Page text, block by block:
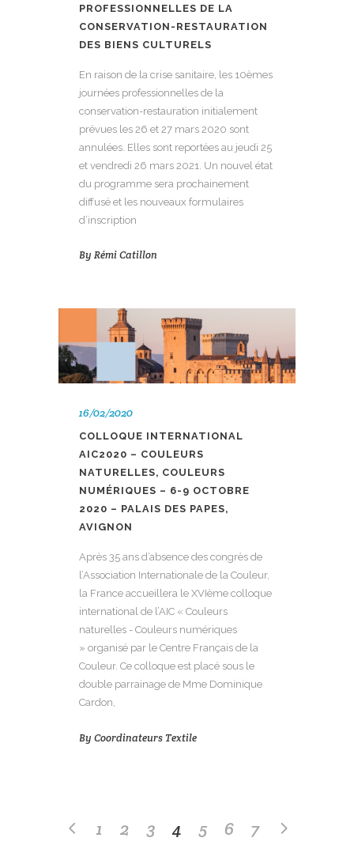
PROFESSIONNELLES DE LA
CONSERVATION-RESTAURATION
DES BIENS CULTURELS
En raison de la crise sanitaire, les 10èmes
journées professionnelles de la
conservation-restauration initialement
prévues les 26 et 27 mars 2020 sont
annulées. Elles sont reportées au jeudi 25
et vendredi 26 mars 2021. Un nouvel état
du programme sera prochainement
diffusé et les nouveaux formulaires
d’inscription
By Rémi Catillon
16/02/2020
COLLOQUE INTERNATIONAL
AIC2020 – COULEURS
NATURELLES, COULEURS
NUMÉRIQUES – 6-9 OCTOBRE
2020 – PALAIS DES PAPES,
AVIGNON
Après 35 ans d’absence des congrès de
l’Association Internationale de la Couleur,
la France accueillera le XVIème colloque
international de l’AIC « Couleurs
naturelles - Couleurs numériques
» organisé par le Centre Français de la
Couleur. Ce colloque est placé sous le
double parrainage de Mme Dominique
Cardon,
By Coordinateurs Textile
1 2 3 4 5 6 7